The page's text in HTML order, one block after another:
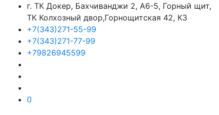
г. ТК Докер, Бахчиванджи 2, А6-5, Горный щит,
ТК Колхозный двор,Горнощитская 42, К3
+7(343)271-55-99
+7(343)271-77-99
+79826945599
0